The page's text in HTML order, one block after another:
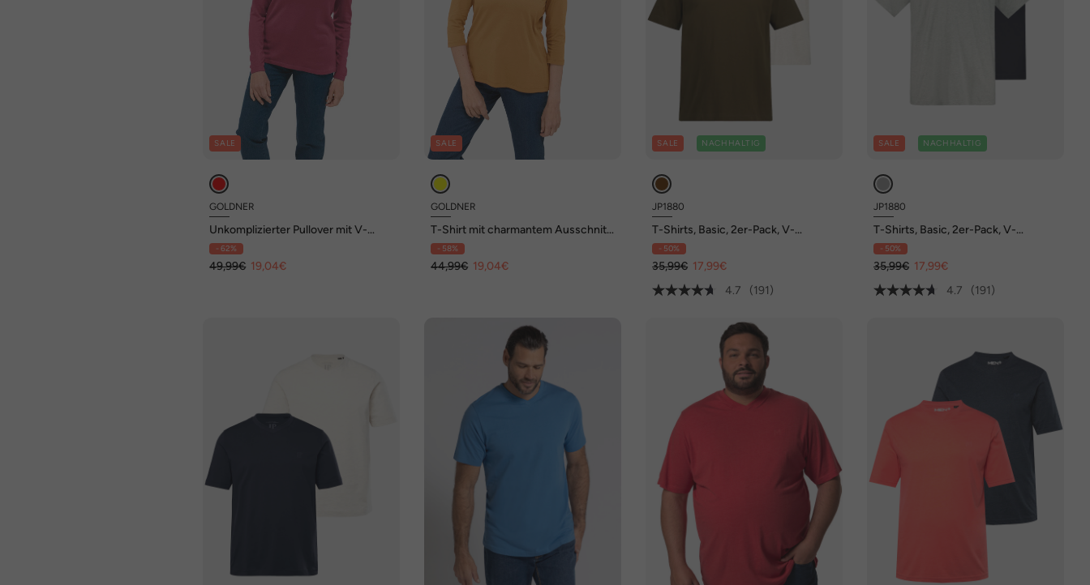
SALE
GOLDNER
Unkomplizierter Pullover mit V-
Ausschnitt
- 62%
49,99€ 19,04€
SALE
GOLDNER
T-Shirt mit charmantem Ausschnitt
und Schmucksteinchen
- 58%
44,99€ 19,04€
SALE NACHHALTIG
JP1880
T-Shirts, Basic, 2er-Pack, V-
Ausschnitt, Halbarm, bis 8 XL
- 50%
35,99€ 17,99€
4.7
(191)
SALE NACHHALTIG
JP1880
T-Shirts, Basic, 2er-Pack, V-
Ausschnitt, Halbarm, bis 8 XL
- 50%
35,99€ 17,99€
4.7
(191)